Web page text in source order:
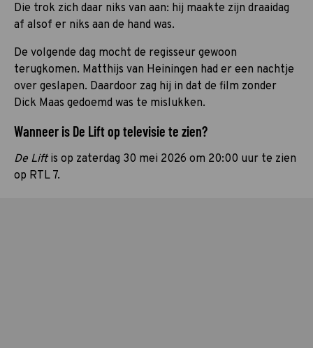
Die trok zich daar niks van aan: hij maakte zijn draaidag
af alsof er niks aan de hand was.
De volgende dag mocht de regisseur gewoon
terugkomen. Matthijs van Heiningen had er een nachtje
over geslapen. Daardoor zag hij in dat de film zonder
Dick Maas gedoemd was te mislukken.
Wanneer is De Lift op televisie te zien?
De Liftis op zaterdag 30 mei 2026 om 20:00 uur te zien
op RTL 7.